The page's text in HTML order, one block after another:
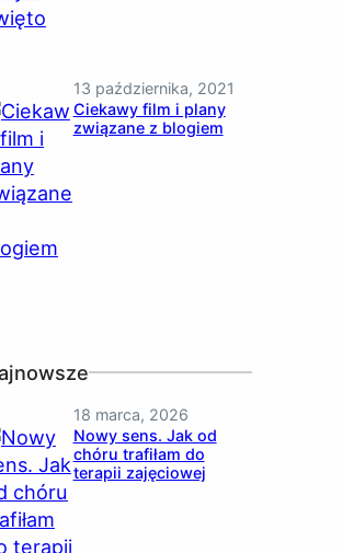
13 października, 2021
Ciekawy film i plany
związane z blogiem
18 marca, 2026
Nowy sens. Jak od
chóru trafiłam do
terapii zajęciowej